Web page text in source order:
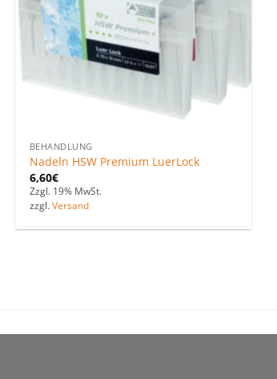
BEHANDLUNG
Nadeln HSW Premium LuerLock
6,60€
Zzgl. 19% MwSt.
zzgl. Versand